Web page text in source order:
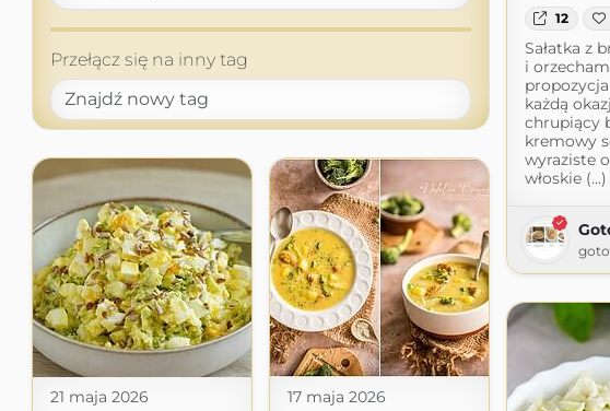
Przełącz się na inny tag
12
Sałatka z
i
każdą
chrupiący
kremowy
wyraziste
włoskie (...)
21 maja 2026
17 maja 2026